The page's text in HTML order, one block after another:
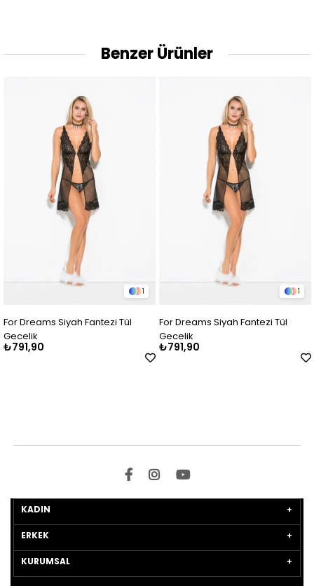
Benzer Ürünler
1
For Dreams Siyah Fantezi Tül
Gecelik
₺791,90
1
For Dreams Siyah Fantezi Tül
Gecelik
₺791,90
KADIN
ERKEK
KURUMSAL